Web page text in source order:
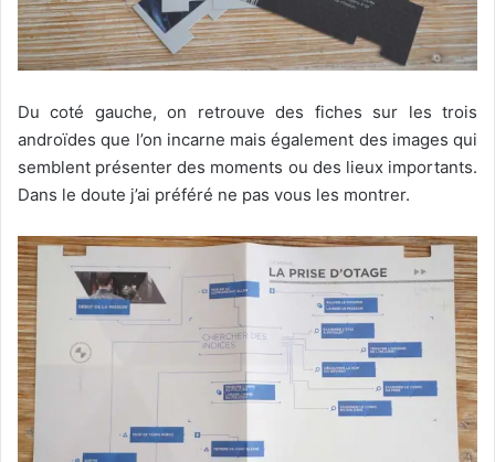
Du coté gauche, on retrouve des fiches sur les trois
androïdes que l’on incarne mais également des images qui
semblent présenter des moments ou des lieux importants.
Dans le doute j’ai préféré ne pas vous les montrer.